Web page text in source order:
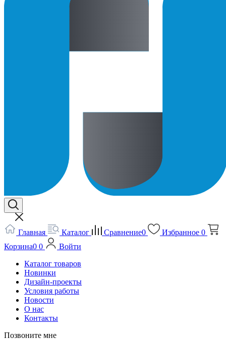
Главная Каталог Сравнение0 Избранное 0
Корзина0 0
Войти
Каталог товаров
Новинки
Дизайн-проекты
Условия работы
Новости
О нас
Контакты
Позвоните мне